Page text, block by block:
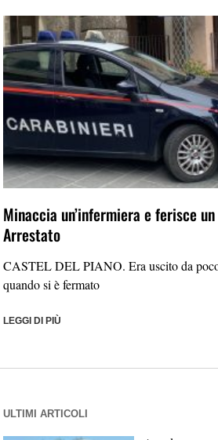
Minaccia un’infermiera e ferisce
Arrestato
CASTEL DEL PIANO. Era uscito da
quando si è fermato
LEGGI DI PIÙ
ULTIMI ARTICOLI